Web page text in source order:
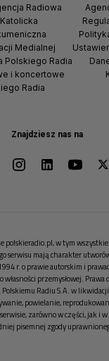
Znajdziesz nas na
Radiowa
Medialnej
Polskiego Radia
i koncertowe
Radia
polskieradio.pl, w tym
serwisu mają charakter
r. o prawie autorskim i
własności przemysłowej.
Radiu S.A. w
powielanie,
zarówno w części, jak i
pisemnej zgody